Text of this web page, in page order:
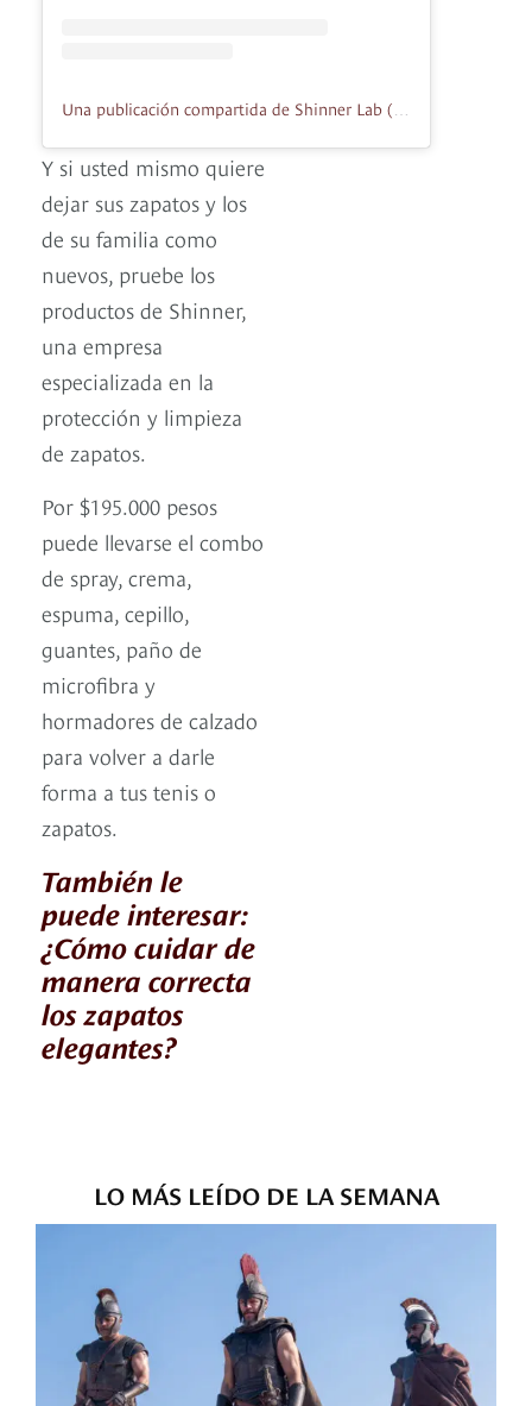
Y si usted mismo quiere
dejar sus zapatos y los
de su familia como
nuevos, pruebe los
productos de Shinner,
una empresa
especializada en la
protección y limpieza
de zapatos.
Por $195.000 pesos
puede llevarse el combo
de spray, crema,
espuma, cepillo,
guantes, paño de
microfibra y
hormadores de calzado
para volver a darle
forma a tus tenis o
zapatos.
También le
puede interesar:
¿Cómo cuidar de
manera correcta
los zapatos
elegantes?
LO MÁS LEÍDO DE LA SEMANA